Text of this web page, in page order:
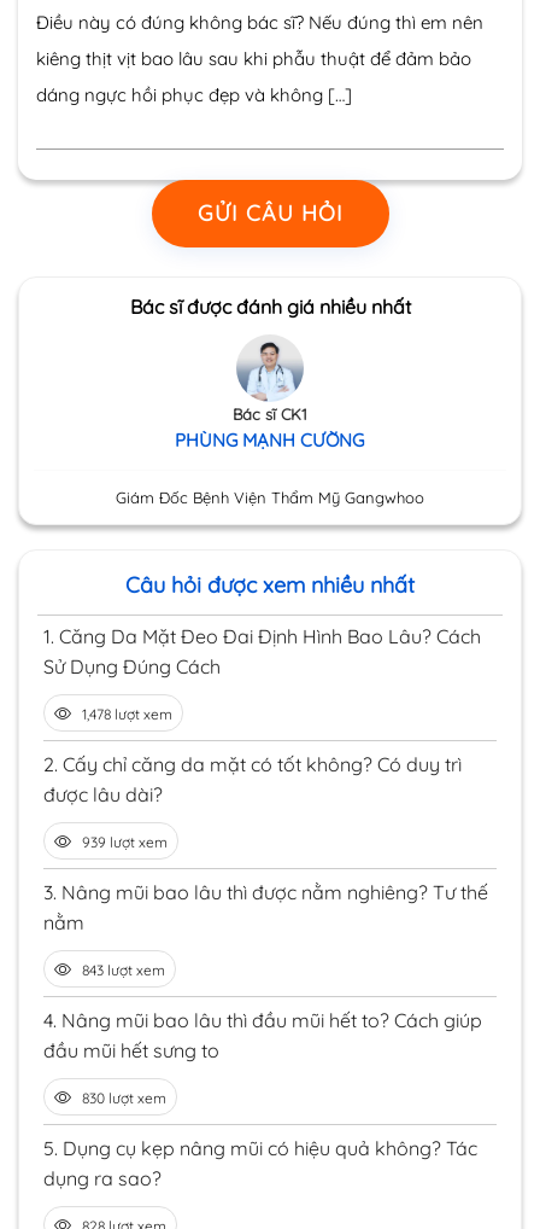
Điều này có đúng không bác sĩ? Nếu đúng thì em nên
kiêng thịt vịt bao lâu sau khi phẫu thuật để đảm bảo
dáng ngực hồi phục đẹp và không […]
GỬI CÂU HỎI
Bác sĩ được đánh giá nhiều nhất
Bác sĩ CK1
PHÙNG MẠNH CƯỜNG
Giám Đốc Bệnh Viện Thẩm Mỹ Gangwhoo
Câu hỏi được xem nhiều nhất
1. Căng Da Mặt Đeo Đai Định Hình Bao Lâu? Cách
Sử Dụng Đúng Cách
1,478 lượt xem
2. Cấy chỉ căng da mặt có tốt không? Có duy trì
được lâu dài?
939 lượt xem
3. Nâng mũi bao lâu thì được nằm nghiêng? Tư thế
nằm
843 lượt xem
4. Nâng mũi bao lâu thì đầu mũi hết to? Cách giúp
đầu mũi hết sưng to
830 lượt xem
5. Dụng cụ kẹp nâng mũi có hiệu quả không? Tác
dụng ra sao?